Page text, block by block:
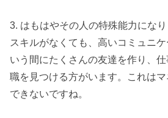
3. はもはやその人の特殊能力にな
スキルがなくても、高いコミュニ
いう間にたくさんの友達を作り、
職を見つける方がいます。これは
できないですね。